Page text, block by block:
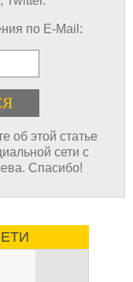
по E-Mail:
об этой статье
сети с
Спасибо!